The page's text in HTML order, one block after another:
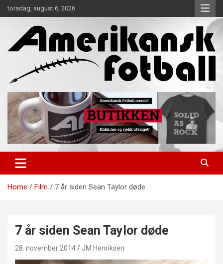
Skip
to
torsdag, august 6, 2026
Amerikansk Fotball
Home Film 7 år siden Sean Taylor døde
7 år siden Sean Taylor døde
28. november 2014 JM Henriksen